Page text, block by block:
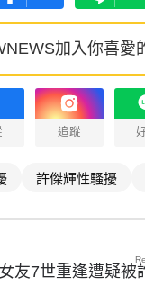
加入你喜愛
追蹤
許傑輝性騷擾
友7世重逢遭疑